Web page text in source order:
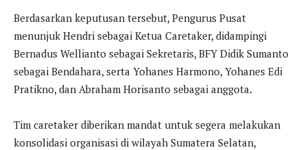
Berdasarkan keputusan tersebut, Pengurus Pusat
menunjuk Hendri sebagai Ketua Caretaker, didampingi
Bernadus Wellianto sebagai Sekretaris, BFY Didik Sumanto
sebagai Bendahara, serta Yohanes Harmono, Yohanes Edi
Pratikno, dan Abraham Horisanto sebagai anggota.
Tim caretaker diberikan mandat untuk segera melakukan
konsolidasi organisasi di wilayah Sumatera Selatan,